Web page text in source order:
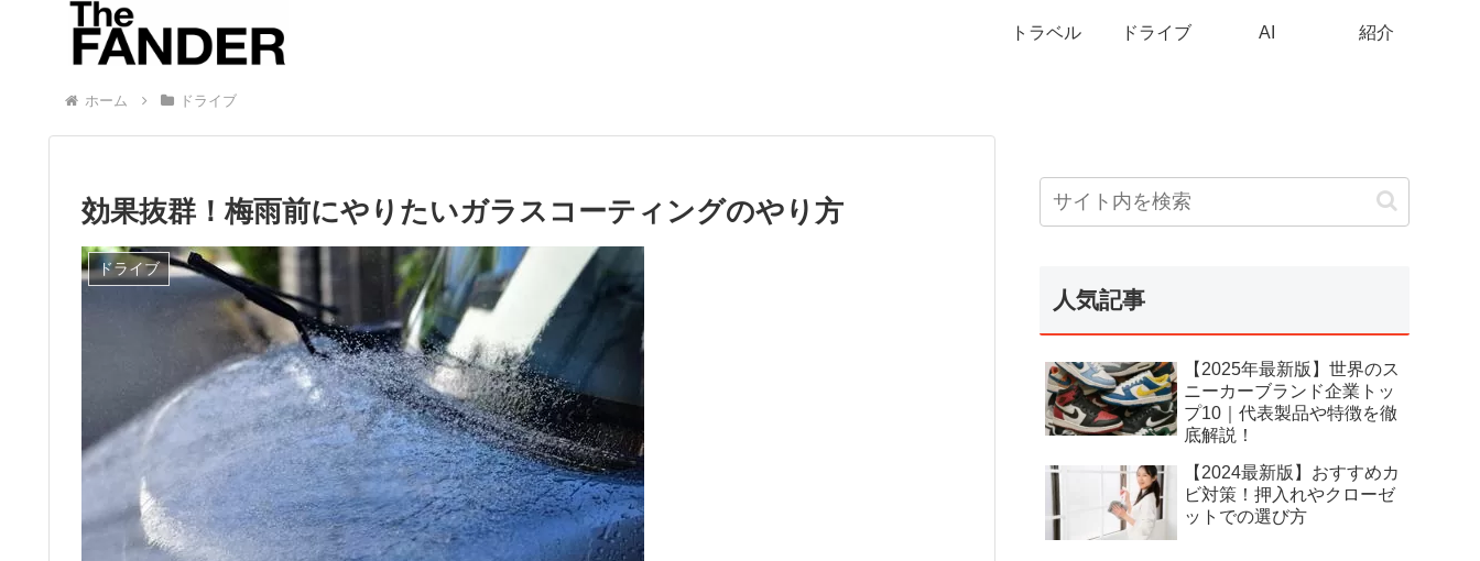
トラベル ドライブ AI 紹介
ホーム ドライブ
効果抜群！梅雨前にやりたいガラスコーティングのやり方
ドライブ
人気記事
【2025年最新版】世界のス
ニーカーブランド企業トッ
プ10｜代表製品や特徴を徹
底解説！
【2024最新版】おすすめカ
ビ対策！押入れやクローゼ
ットでの選び方